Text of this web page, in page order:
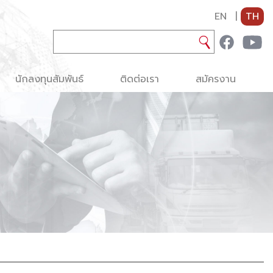
EN | TH
นักลงทุนสัมพันธ์ ติดต่อเรา สมัครงาน